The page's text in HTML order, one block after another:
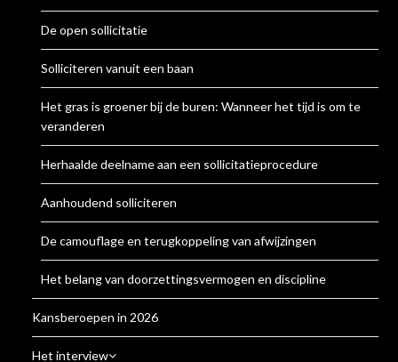
De open sollicitatie
Solliciteren vanuit een baan
Het gras is groener bij de buren: Wanneer het tijd is om te
veranderen
Herhaalde deelname aan een sollicitatieprocedure
Aanhoudend solliciteren
De camouflage en terugkoppeling van afwijzingen
Het belang van doorzettingsvermogen en discipline
Kansberoepen in 2026
Het interview